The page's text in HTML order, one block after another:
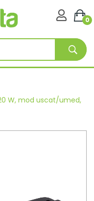
0

W, mod uscat/umed,